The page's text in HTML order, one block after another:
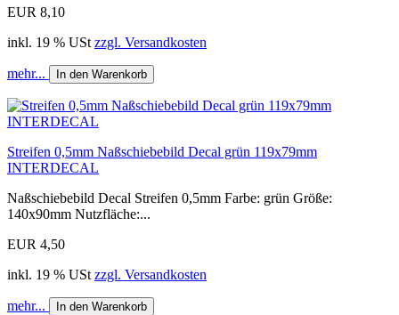
EUR 8,10
inkl. 19 % USt zzgl. Versandkosten
mehr... In den Warenkorb
Streifen 0,5mm Naßschiebebild Decal grün 119x79mm
INTERDECAL
Naßschiebebild Decal Streifen 0,5mm Farbe: grün Größe:
140x90mm Nutzfläche:...
EUR 4,50
inkl. 19 % USt zzgl. Versandkosten
mehr... In den Warenkorb